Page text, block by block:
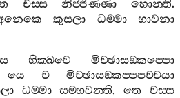
චස‍්ස නිජ‍්ජිණ‍්ණා හොන‍්ති.
කුසලා ධම‍්මා
භාවනා
භික‍්ඛවෙ
මිච‍්ඡාසඞ‍්කප‍්පො
යෙ ච
මිච‍්ඡාසඞ‍්කප‍්පපච‍්චයා
ධම‍්මා සම‍්භවන‍්ති,තෙ
චස‍්ස